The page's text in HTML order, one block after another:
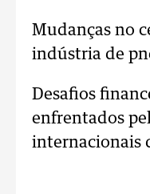
Mudanças no
indústria de
Desafios
enfrentados
internacionais